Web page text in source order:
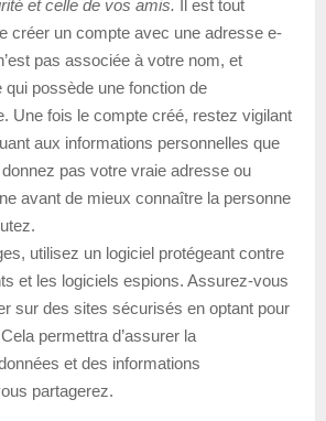
et celle de vos amis. Il est tout
créer un compte avec une adresse e-
pas associée à votre nom, et
qui possède une fonction de
Une fois le compte créé, restez vigilant
aux informations personnelles que
pas votre vraie adresse ou
avant de mieux connaître la personne
utilisez un logiciel protégeant contre
et les logiciels espions. Assurez-vous
sur des sites sécurisés en optant pour
permettra d’assurer la
et des informations
partagerez.